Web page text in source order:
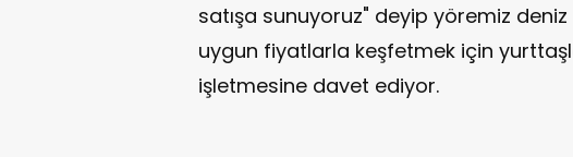
satışa sunuyoruz" deyip yöremiz deniz
uygun fiyatlarla keşfetmek için
işletmesine davet ediyor.